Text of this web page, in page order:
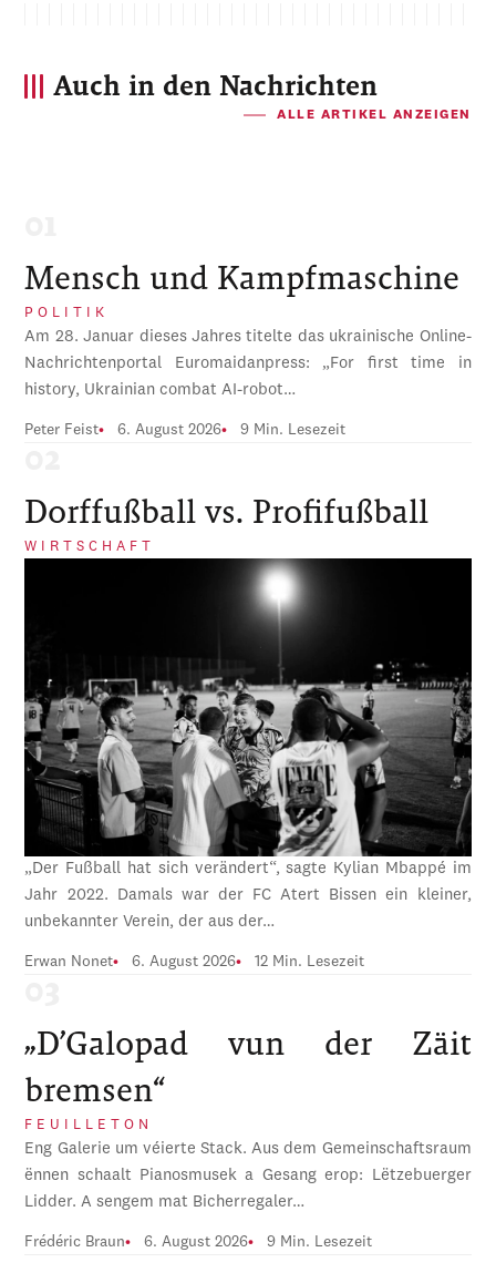
Auch in den Nachrichten
ALLE ARTIKEL ANZEIGEN
Mensch und Kampfmaschine
POLITIK
Am 28. Januar dieses Jahres titelte das ukrainische Online-
Nachrichtenportal Euromaidanpress: „For first time in
history, Ukrainian combat AI-robot…
Peter Feist 6. August 2026 9 Min. Lesezeit
Dorffußball vs. Profifußball
WIRTSCHAFT
„Der Fußball hat sich verändert“, sagte Kylian Mbappé im
Jahr 2022. Damals war der FC Atert Bissen ein kleiner,
unbekannter Verein, der aus der…
Erwan Nonet 6. August 2026 12 Min. Lesezeit
„D’Galopad vun der Zäit
bremsen“
FEUILLETON
Eng Galerie um véierte Stack. Aus dem Gemeinschaftsraum
ënnen schaalt Pianosmusek a Gesang erop: Lëtzebuerger
Lidder. A sengem mat Bicherregaler…
Frédéric Braun 6. August 2026 9 Min. Lesezeit